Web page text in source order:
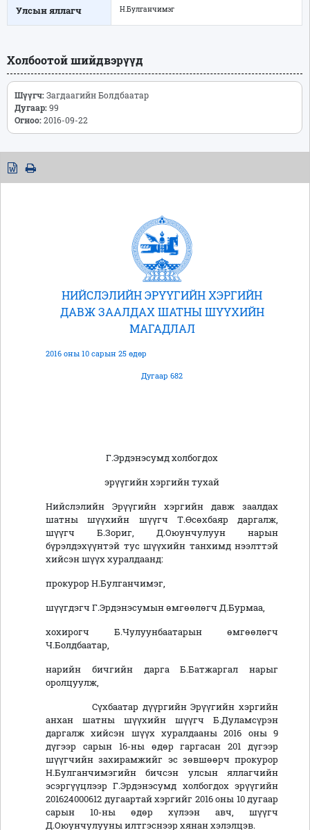
Улсын яллагч Н.Булганчимэг
Холбоотой шийдвэрүүд
Шүүгч:Загдаагийн Болдбаатар
Дугаар:99
Огноо:2016-09-22
НИЙСЛЭЛИЙН ЭРҮҮГИЙН ХЭРГИЙН
ДАВЖ ЗААЛДАХ ШАТНЫ ШҮҮХИЙН
МАГАДЛАЛ
2016 оны 10 сарын 25 өдөр
Дугаар 682
Г.Эрдэнэсумд холбогдох
эрүүгийн хэргийн тухай
Нийслэлийн Эрүүгийн хэргийн давж заалдах
шатны шүүхийн шүүгч Т.Өсөхбаяр даргалж,
шүүгч Б.Зориг, Д.Оюунчулуун нарын
бүрэлдэхүүнтэй тус шүүхийн танхимд нээлттэй
хийсэн шүүх хуралдаанд:
прокурор Н.Булганчимэг,
шүүгдэгч Г.Эрдэнэсумын өмгөөлөгч Д.Бурмаа,
хохирогч Б.Чулуунбаатарын өмгөөлөгч
Ч.Болдбаатар,
нарийн бичгийн дарга Б.Батжаргал нарыг
оролцуулж,
Сүхбаатар дүүргийн Эрүүгийн хэргийн
анхан шатны шүүхийн шүүгч Б.Дуламсүрэн
даргалж хийсэн шүүх хуралдааны 2016 оны 9
дүгээр сарын 16-ны өдөр гаргасан 201 дүгээр
шүүгчийн захирамжийг эс зөвшөөрч прокурор
Н.Булганчимэгийн бичсэн улсын яллагчийн
эсэргүүцлээр Г.Эрдэнэсумд холбогдох эрүүгийн
201624000612 дугаартай хэргийг 2016 оны 10 дугаар
сарын 10-ны өдөр хүлээн авч, шүүгч
Д.Оюунчулууны илтгэснээр хянан хэлэлцэв.